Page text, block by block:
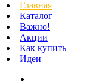
Главная
Каталог
Важно!
Акции
Как купить
Идеи